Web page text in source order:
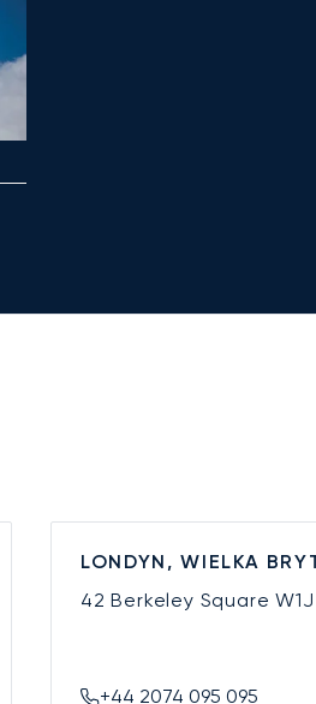
LONDYN, WIELKA
42 Berkeley Square
+44 2074 095 095